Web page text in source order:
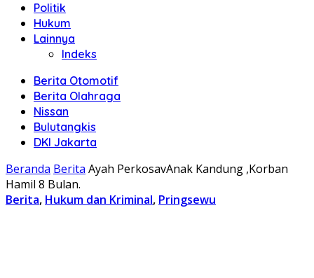
Politik
Hukum
Lainnya
Indeks
Berita Otomotif
Berita Olahraga
Nissan
Bulutangkis
DKI Jakarta
Beranda Berita Ayah PerkosavAnak Kandung ,Korban
Hamil 8 Bulan.
Berita, Hukum dan Kriminal, Pringsewu